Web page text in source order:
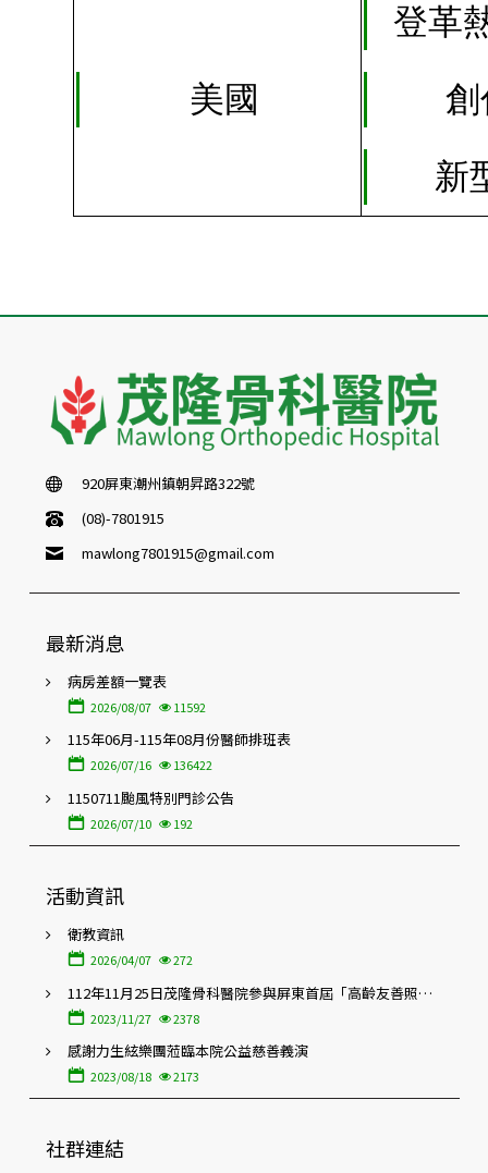
美國
登革
新
920屏東潮州鎮朝昇路322號
(08)-7801915
mawlong7801915@gmail.com
最新消息
病房差額一覽表
2026/08/07 11592
115年06月-115年08月份醫師排班表
2026/07/16 136422
1150711颱風特別門診公告
2026/07/10 192
活動資訊
衛教資訊
2026/04/07 272
112年11月25日茂隆骨科醫院參與屏東首屆「高齡友善照護
暨在地特色醫療博覽會」
2023/11/27 2378
感謝力生絃樂團蒞臨本院公益慈善義演
2023/08/18 2173
社群連結